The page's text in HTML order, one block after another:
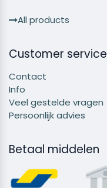
All products
Customer service
Contact
Info
Veel gestelde vragen
Persoonlijk advies
Betaal middelen